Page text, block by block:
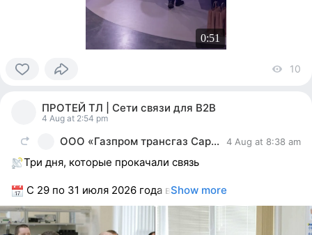
0:51
10
ПРОТЕЙ ТЛ | Сети связи для В2В
4 Aug at 2:54 pm
ООО «Газпром трансгаз Саратов» 4 Aug at 8:38 am
Три дня, которые прокачали связь
С 29 по 31 июля 2026 года вShow more